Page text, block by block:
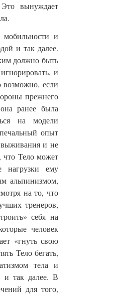
вынуждает
и
и так далее.
должно быть
и
если
прежнего
ранее была
на модели
опыт
и не
что Тело может
нагрузки ему
альпинизмом,
на то, что
тренеров,
себя на
человек
«гнуть свою
Тело бегать,
тела и
и так далее. В
для того,